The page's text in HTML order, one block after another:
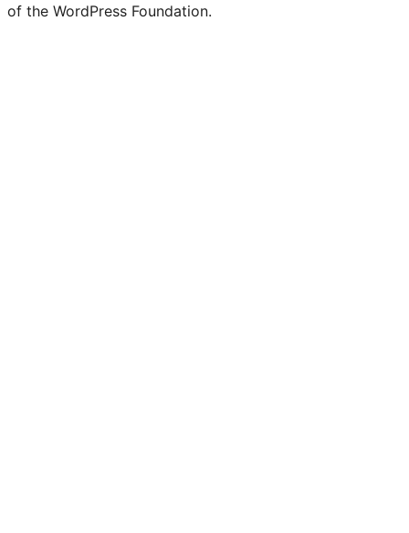
of the WordPress Foundation.